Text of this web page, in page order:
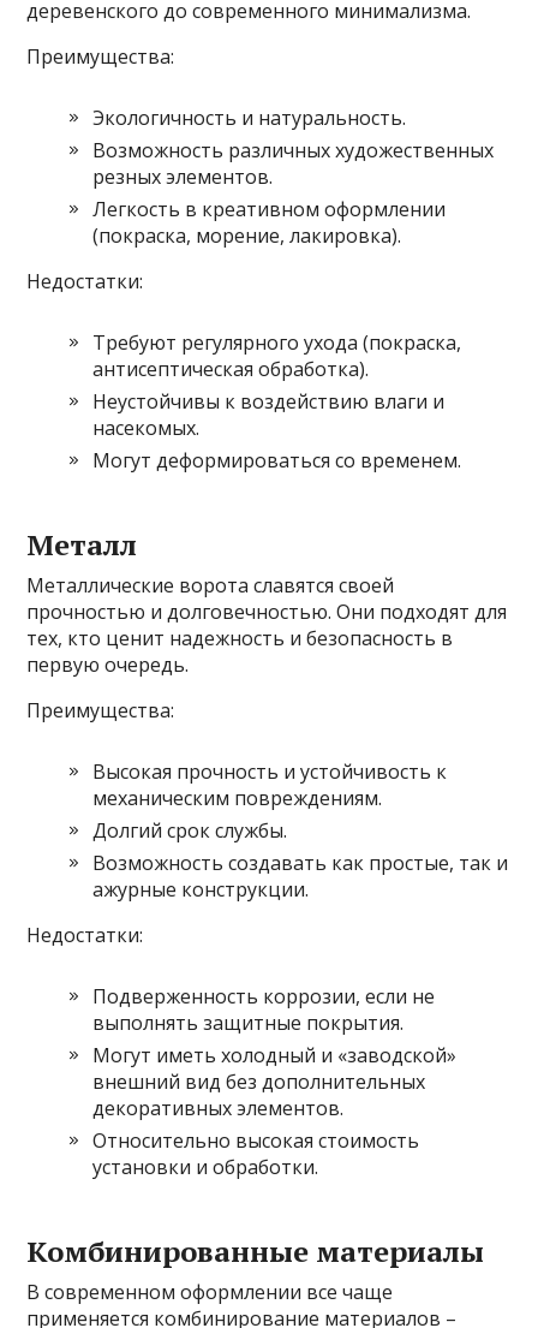
деревенского до современного минимализма.
Преимущества:
Экологичность и натуральность.
Возможность различных художественных
резных элементов.
Легкость в креативном оформлении
(покраска, морение, лакировка).
Недостатки:
Требуют регулярного ухода (покраска,
антисептическая обработка).
Неустойчивы к воздействию влаги и
насекомых.
Могут деформироваться со временем.
Металл
Металлические ворота славятся своей
прочностью и долговечностью. Они подходят для
тех, кто ценит надежность и безопасность в
первую очередь.
Преимущества:
Высокая прочность и устойчивость к
механическим повреждениям.
Долгий срок службы.
Возможность создавать как простые, так и
ажурные конструкции.
Недостатки:
Подверженность коррозии, если не
выполнять защитные покрытия.
Могут иметь холодный и «заводской»
внешний вид без дополнительных
декоративных элементов.
Относительно высокая стоимость
установки и обработки.
Комбинированные материалы
В современном оформлении все чаще
применяется комбинирование материалов –